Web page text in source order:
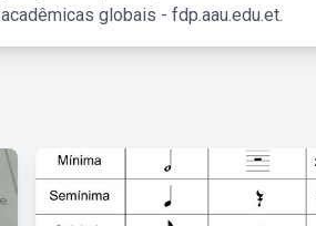
globais - fdp.aau.edu.et.